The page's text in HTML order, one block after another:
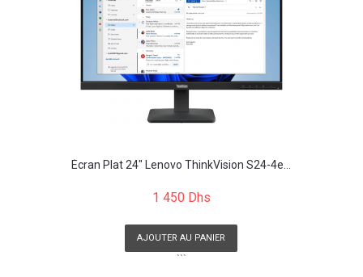
Écran Plat 24" Lenovo ThinkVision S24-4e...
1 450 Dhs
AJOUTER AU PANIER
```